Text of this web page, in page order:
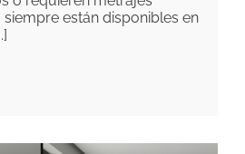
están disponibles en